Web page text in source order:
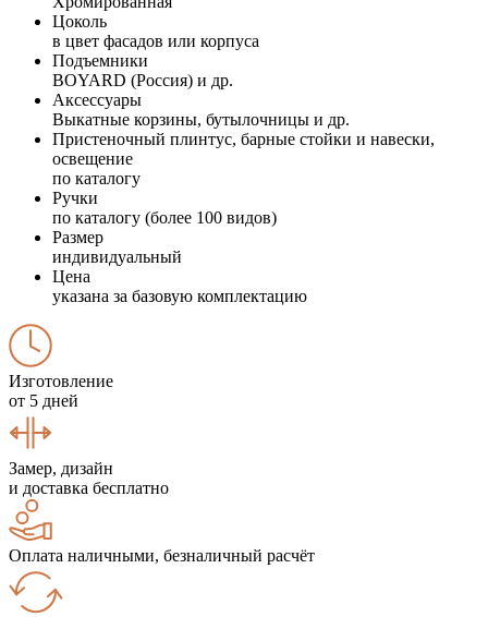
Цоколь
в цвет фасадов или корпуса
Подъемники
BOYARD (Россия) и др.
Аксессуары
Выкатные корзины, бутылочницы и др.
Пристеночный плинтус, барные стойки и навески,
освещение
по каталогу
Ручки
по каталогу (более 100 видов)
Размер
индивидуальный
Цена
указана за базовую комплектацию
Изготовление
от 5 дней
Замер, дизайн
и доставка бесплатно
Оплата наличными, безналичный расчёт